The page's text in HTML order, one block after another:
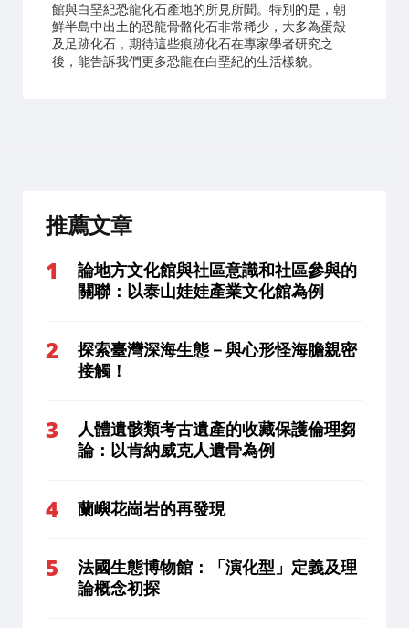
館與白堊紀恐龍化石產地的所見所聞。特別的是，朝
鮮半島中出土的恐龍骨骼化石非常稀少，大多為蛋殼
及足跡化石，期待這些痕跡化石在專家學者研究之
後，能告訴我們更多恐龍在白堊紀的生活樣貌。
推薦文章
論地方文化館與社區意識和社區參與的
關聯：以泰山娃娃產業文化館為例
探索臺灣深海生態－與心形怪海膽親密
接觸！
人體遺骸類考古遺產的收藏保護倫理芻
論：以肯納威克人遺骨為例
蘭嶼花崗岩的再發現
法國生態博物館：「演化型」定義及理
論概念初探